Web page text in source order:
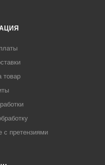
товар
с претензиями